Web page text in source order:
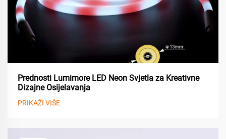
Prednosti Lumimore LED Neon Svjetla za Kreativne
Dizajne Osijelavanja
PRIKAŽI VIŠE